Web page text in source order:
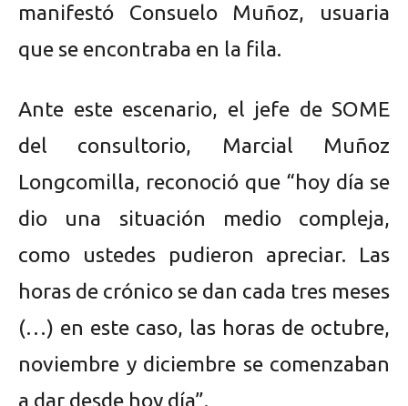
manifestó Consuelo Muñoz, usuaria
que se encontraba en la fila.
Ante este escenario, el jefe de SOME
del consultorio, Marcial Muñoz
Longcomilla, reconoció que “hoy día se
dio una situación medio compleja,
como ustedes pudieron apreciar. Las
horas de crónico se dan cada tres meses
(…) en este caso, las horas de octubre,
noviembre y diciembre se comenzaban
a dar desde hoy día”.